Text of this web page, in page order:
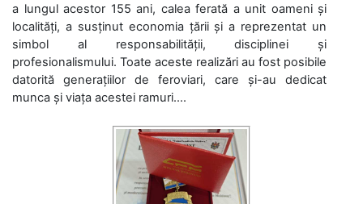
a lungul acestor 155 ani, calea ferată a unit oameni și
localități, a susținut economia țării și a reprezentat un
simbol al responsabilității, disciplinei și
profesionalismului. Toate aceste realizări au fost posibile
datorită generațiilor de feroviari, care și-au dedicat
munca și viața acestei ramuri....